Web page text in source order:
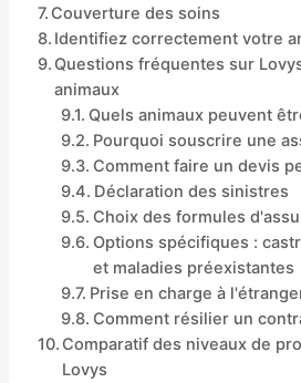
Couverture des soins
Identifiez correctement votre
Questions fréquentes sur
animaux
Quels animaux peuvent
Pourquoi souscrire une
Comment faire un devis
Déclaration des sinistres
Choix des formules
Options spécifiques :
et maladies préexistantes
Prise en charge à
Comment résilier un
Comparatif des niveaux de
Lovys